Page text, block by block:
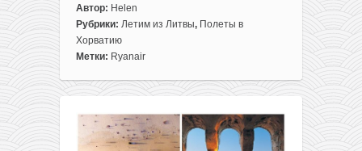
к
записи
Прямые
рейсы
Литвы
Хорватию
всего
Автор: Helen
Рубрики: Летим из Литвы, Полеты в
Хорватию
Метки: Ryanair